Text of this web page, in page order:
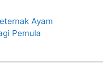
Ayam
Pemula